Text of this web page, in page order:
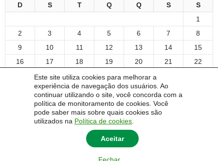
Este site utiliza cookies para melhorar a
experiência de navegação dos usuários. Ao
continuar utilizando o site, você concorda com a
política de monitoramento de cookies. Você
pode saber mais sobre quais cookies são
utilizados na Política de cookies
Aceitar
D S T Q Q S
S
1
2
3 4 5 6 7
8
9
10 11 12 13 14
15
16
17 18 19 20 21
22
24 25 26 27
31